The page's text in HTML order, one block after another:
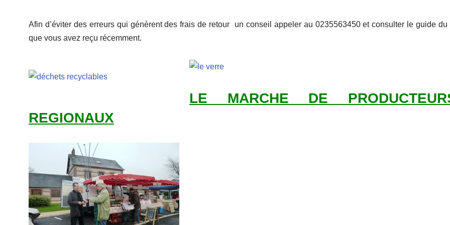
Afin d’éviter des erreurs qui génèrent des frais de retour un conseil appeler au 0235563450 et consulter le guide du
que vous avez reçu récemment.
LE MARCHE DE
REGIONAUX